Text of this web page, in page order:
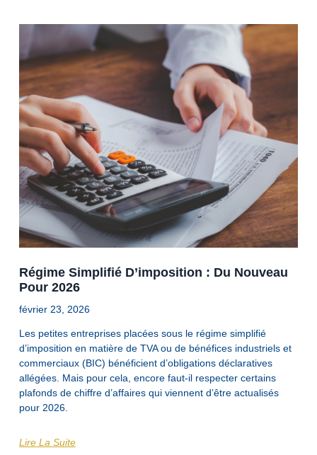
Régime Simplifié D’imposition : Du Nouveau
Pour 2026
février 23, 2026
Les petites entreprises placées sous le régime simplifié
d’imposition en matière de TVA ou de bénéfices industriels et
commerciaux (BIC) bénéficient d’obligations déclaratives
allégées. Mais pour cela, encore faut-il respecter certains
plafonds de chiffre d’affaires qui viennent d’être actualisés
pour 2026.
Lire La Suite